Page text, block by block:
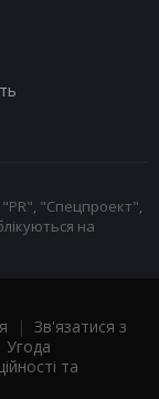
"Спецпроект",
на
| Зв'язатися з
Угода
та